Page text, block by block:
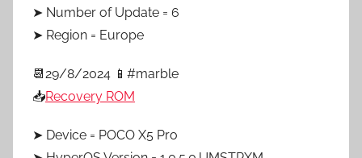
➤ Number of Update = 6
➤ Region = Europe
📆29/8/2024 📱#marble
📥Recovery ROM
➤ Device = POCO X5 Pro